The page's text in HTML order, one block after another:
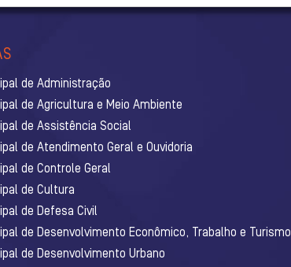
de Administração
de Agricultura e Meio Ambiente
de Assistência Social
de Atendimento Geral e Ouvidoria
de Controle Geral
de Cultura
de Defesa Civil
de Desenvolvimento Econômico, Trabalho e Turismo
de Desenvolvimento Urbano